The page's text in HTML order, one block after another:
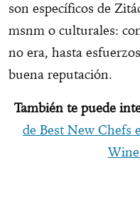
son específicos de
msnm o culturales:
no era, hasta
buena reputación.
También te puede
de Best New Chefs